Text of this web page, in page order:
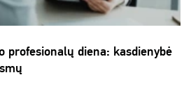
profesionalų diena: kasdienybė